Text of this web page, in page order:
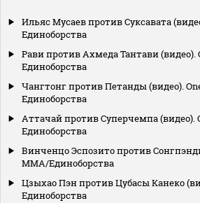
Ильяс Мусаев против Суксавата
Единоборства
Рави против Ахмеда Тантави (видео).
Единоборства
Чангтонг против Петанды (видео).
Единоборства
Аттачай против Суперчемпа (видео).
Единоборства
Винченцо Эспозито против
MMA/Единоборства
Цзыхао Пэн против Цубасы Канеко
Единоборства